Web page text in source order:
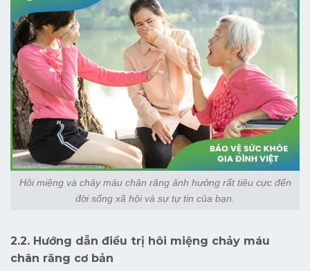
Hôi miệng và chảy máu chân răng ảnh hưởng rất tiêu cực đến
đời sống xã hội và sự tự tin của bạn.
2.2. Hướng dẫn điều trị hôi miệng chảy máu
chân răng cơ bản